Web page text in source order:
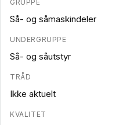
GRUPPE
Så- og såmaskindeler
UNDERGRUPPE
Så- og såutstyr
TRÅD
Ikke aktuelt
KVALITET